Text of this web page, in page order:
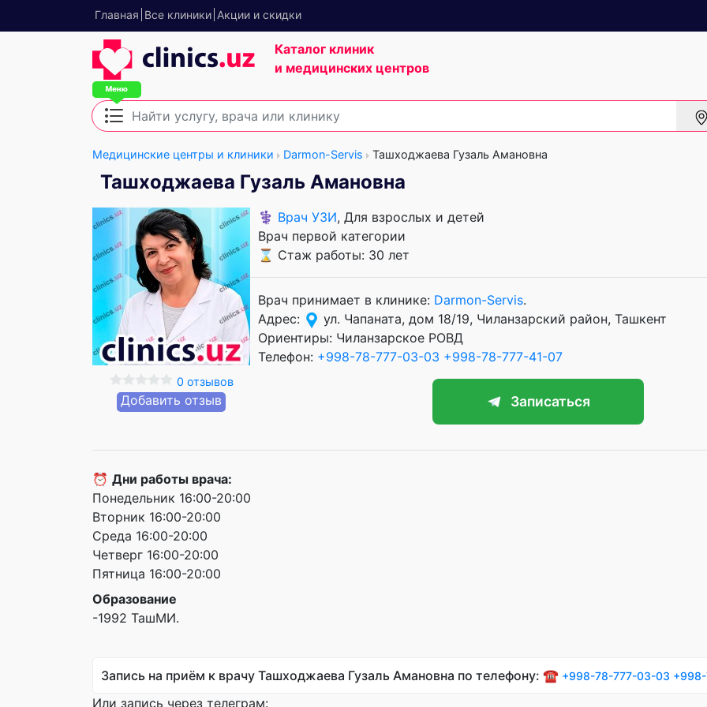
Главная Все клиники Акции и скидки
Каталог клиник
и медицинских центров
Медицинские центры и клиники Darmon-Servis Ташходжаева Гузаль Амановна
Ташходжаева Гузаль Амановна
0 отзывов
Добавить отзыв
⚕️ Врач УЗИ, Для взрослых и детей
Врач первой категории
⌛ Стаж работы: 30 лет
Врач принимает в клинике: Darmon-Servis.
Адрес:
ул. Чапаната, дом 18/19, Чиланзарский район, Ташкент
Ориентиры: Чиланзарское РОВД
Телефон: +998-78-777-03-03 +998-78-777-41-07
Записаться
⏰ Дни работы врача:
Понедельник 16:00-20:00
Вторник 16:00-20:00
Среда 16:00-20:00
Четверг 16:00-20:00
Пятница 16:00-20:00
Образование
-1992 ТашМИ.
Запись на приём к врачу Ташходжаева Гузаль Амановна по телефону: ☎️ +998-78-777-03-03
Или запись через телеграм: